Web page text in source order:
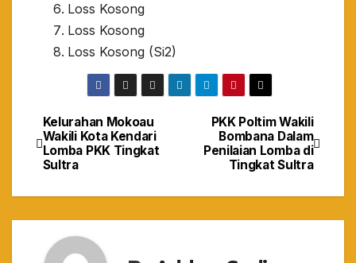
Loss Kosong
Loss Kosong
Loss Kosong (Si2)
Navigasi
pos
PKK Poltim Wakili
Bombana Dalam
Penilaian Lomba di
Tingkat Sultra
Kelurahan Mokoau
Wakili Kota Kendari
Lomba PKK Tingkat
Sultra